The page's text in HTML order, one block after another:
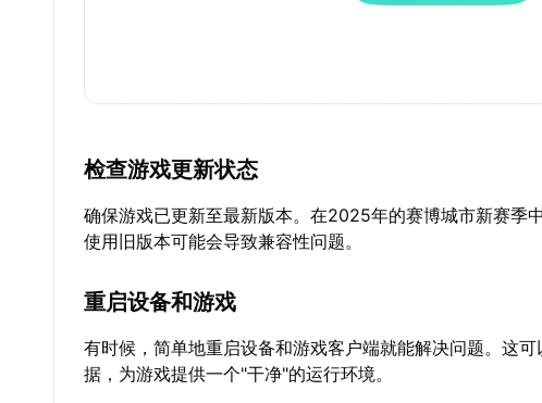
检查游戏更新状态
确保游戏已更新至最新版本。在2025年的赛博城市新赛季
使用旧版本可能会导致兼容性问题。
重启设备和游戏
有时候，简单地重启设备和游戏客户端就能解决问题。这
据，为游戏提供一个"干净"的运行环境。